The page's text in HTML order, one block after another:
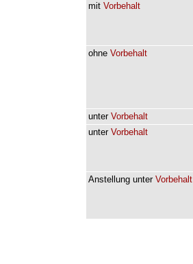
mit Vorbehalt
ohne Vorbehalt
unter Vorbehalt
unter Vorbehalt
Anstellung unter Vorbehalt